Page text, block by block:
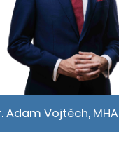
Adam Vojtěch, MHA